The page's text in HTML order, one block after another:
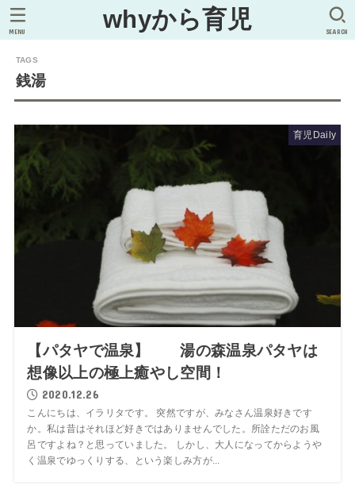
whyから育児 SEARCH
MENU
銭湯
育児Daily
【パタヤで温泉】 湯の森温泉パタヤは
想像以上の極上癒やし空間！
2020.12.26
こんにちは、イラリタです。 突然ですが、みなさん温泉好きです
か。私は昔はそれほど好きではありませんでした。所詮ただのお風
呂ですよね？と思っていました。 しかし、大人になってからようや
く温泉でゆっくりする、という楽しみ方が...